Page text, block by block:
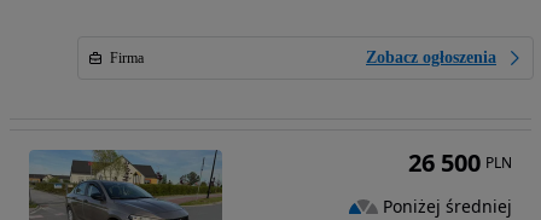
Firma Zobacz ogłoszenia
26 500 PLN
Poniżej średniej